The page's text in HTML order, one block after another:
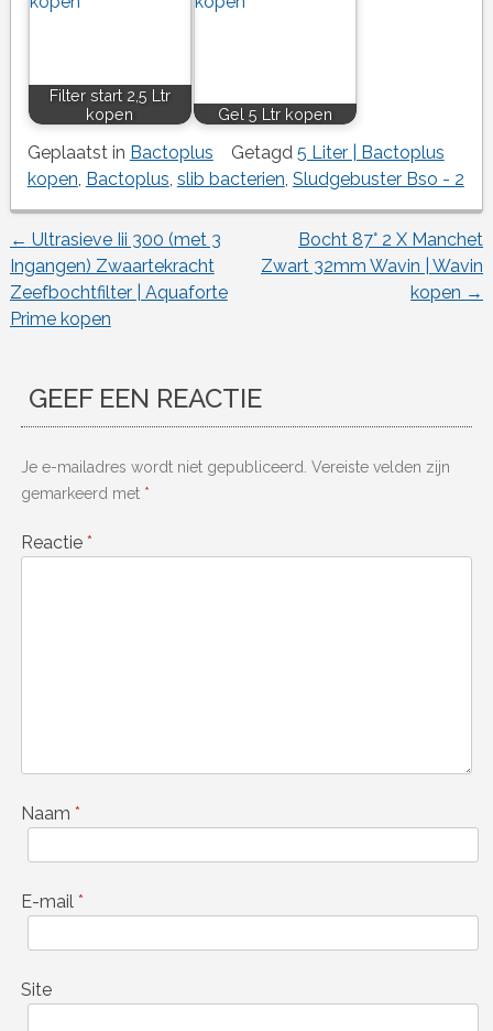
Filter start 2,5 Ltr
kopen
Gel 5 Ltr kopen
Geplaatst in Bactoplus Getagd 5 Liter | Bactoplus
kopen Bactoplus slib bacterien Sludgebuster Bso - 2
Berichtnavigatie
← Ultrasieve Iii 300 (met 3
Ingangen) Zwaartekracht
Zeefbochtfilter | Aquaforte
Prime kopen
Bocht 87° 2 X Manchet
Zwart 32mm Wavin | Wavin
kopen →
GEEF EEN REACTIE
Je e-mailadres wordt niet gepubliceerd. Vereiste velden zijn
gemarkeerd met *
Reactie *
Naam *
E-mail *
Site